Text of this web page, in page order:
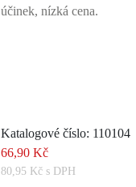
účinek, nízká cena.
Katalogové číslo: 110104
66,90 Kč
80,95 Kč s DPH